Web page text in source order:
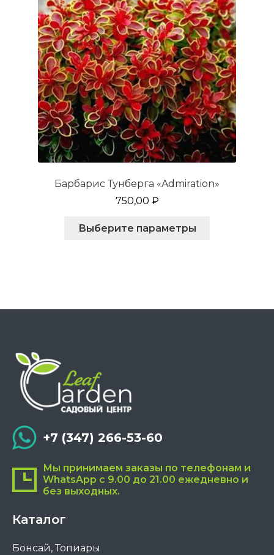
странице
товара.
Барбарис Тунберга «Admiration»
750,00 ₽
Выберите параметры
+7 (347) 266-53-60
Мы принимаем заказы по телефонам и
WhatsApp с 9.00 до 21.00 ежедневно и
без выходных.
Каталог
Бонсай, Топиары